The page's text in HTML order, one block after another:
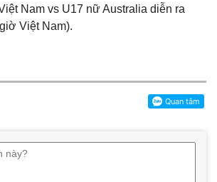
Nam vs U17 nữ Australia diễn ra
Việt Nam).